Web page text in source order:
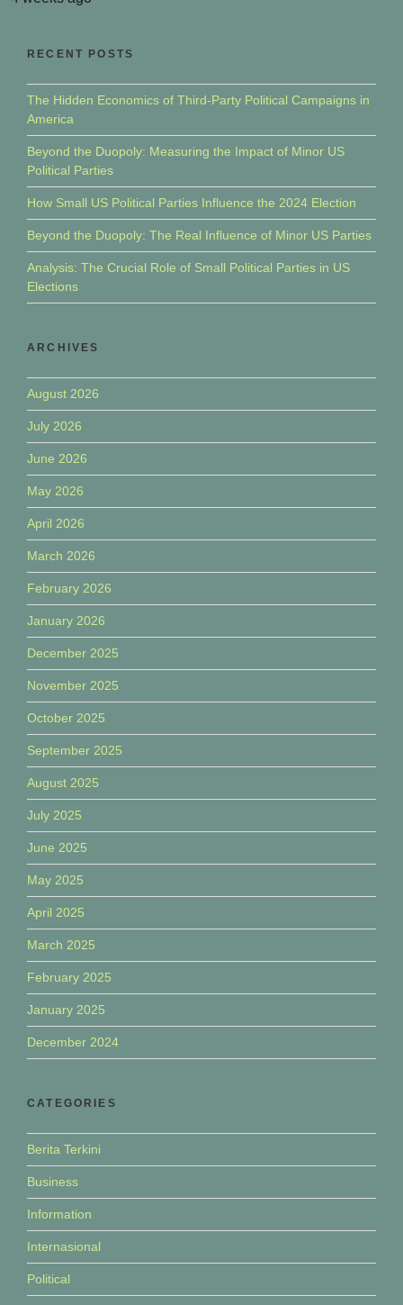
RECENT POSTS
The Hidden Economics of Third-Party Political Campaigns in
America
Beyond the Duopoly: Measuring the Impact of Minor US
Political Parties
How Small US Political Parties Influence the 2024 Election
Beyond the Duopoly: The Real Influence of Minor US Parties
Analysis: The Crucial Role of Small Political Parties in US
Elections
ARCHIVES
August 2026
July 2026
June 2026
May 2026
April 2026
March 2026
February 2026
January 2026
December 2025
November 2025
October 2025
September 2025
August 2025
July 2025
June 2025
May 2025
April 2025
March 2025
February 2025
January 2025
December 2024
CATEGORIES
Berita Terkini
Business
Information
Internasional
Political